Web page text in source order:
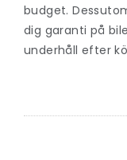
budget.
dig garanti på
underhåll efter